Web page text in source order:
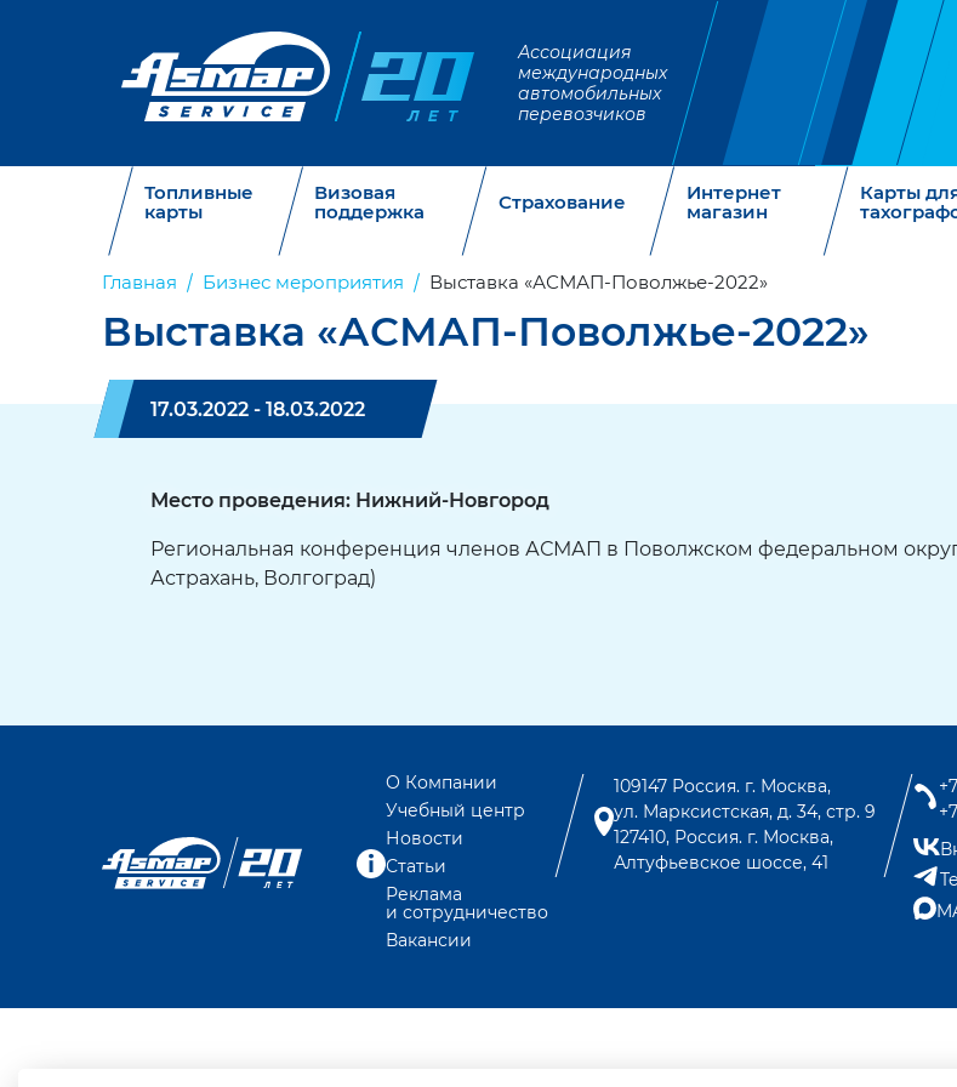
Ассоциация
международных
автомобильных
перевозчиков
Топливные
карты
Визовая
поддержка
Страхование
Интернет
магазин
Карты
Главная Бизнес мероприятия Выставка «АСМАП-Поволжье-2022»
Выставка «АСМАП-Поволжье-2022»
17.03.2022 - 18.03.2022
Место проведения: Нижний-Новгород
Региональная конференция членов АСМАП в Поволжском федеральном
Астрахань, Волгоград)
О Компании
Учебный центр
Новости
Статьи
Реклама
и сотрудничество
Вакансии
109147 Россия. г. Москва,
ул. Марксистская, д. 34, стр. 9
127410, Россия. г. Москва,
Алтуфьевское шоссе, 41